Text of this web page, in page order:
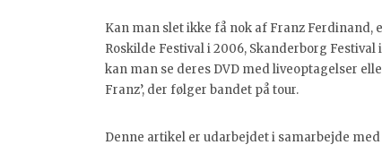
Kan man slet ikke få nok af Franz
Roskilde Festival i 2006, Skanderborg
kan man se deres DVD med liveoptagelser
Franz’, der følger bandet på tour.
Denne artikel er udarbejdet i samarbejde med